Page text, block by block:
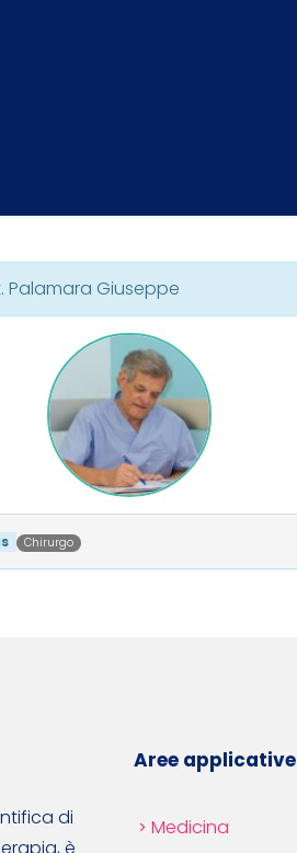
Palamara Giuseppe
Chirurgo
di
Aree applicative
Medicina